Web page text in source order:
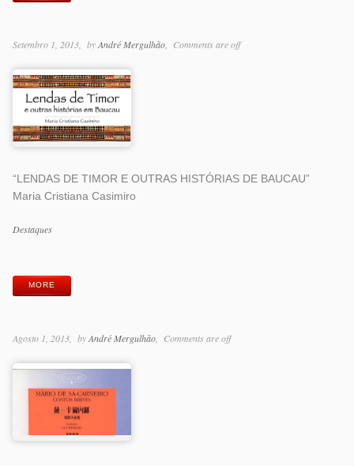
Setembro 1, 2013 byAndré Mergulhão Comments are off
“LENDAS DE TIMOR E OUTRAS HISTÓRIAS DE BAUCAU”
Maria Cristiana Casimiro
Categorias
Destaques
MORE
Agosto 1, 2013 byAndré Mergulhão Comments are off